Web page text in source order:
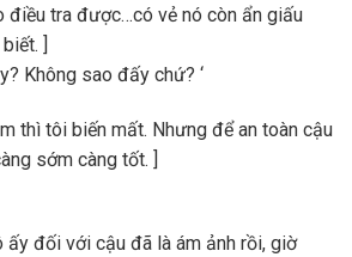
điều tra được…có vẻ nó còn ẩn giấu
]
Không sao đấy chứ? ‘
thì tôi biến mất. Nhưng để an toàn cậu
sớm càng tốt. ]
ấy đối với cậu đã là ám ảnh rồi, giờ